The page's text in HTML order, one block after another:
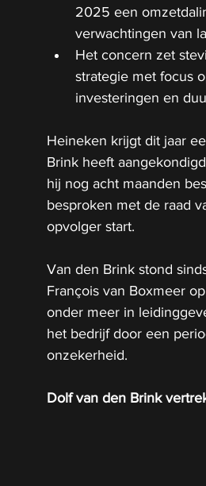
2025 een
verwachtingen van
Het concern zet
strategie met focus
investeringen en
Heineken krijgt dit jaar
Brink heeft
hij nog acht maanden
besproken met de raad
opvolger start.
Van den Brink stond
François van Boxmeer
onder meer in
het bedrijf door een
onzekerheid.
Dolf van den Brink